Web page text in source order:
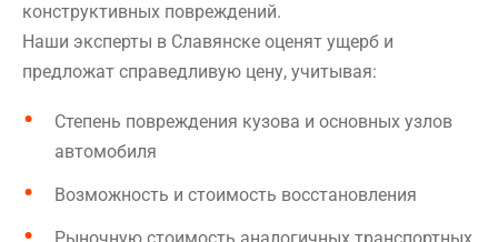
конструктивных повреждений.
Наши эксперты в Славянске оценят ущерб и
предложат справедливую цену, учитывая:
Степень повреждения кузова и основных узлов
автомобиля
Возможность и стоимость восстановления